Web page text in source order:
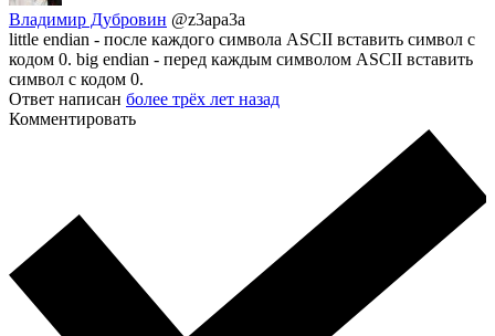
Владимир Дубровин @z3apa3a
little endian - после каждого символа ASCII вставить символ с
кодом 0. big endian - перед каждым символом ASCII вставить
символ с кодом 0.
Ответ написан более трёх лет назад
Комментировать